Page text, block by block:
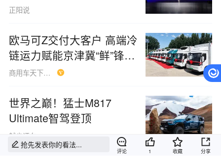
抢先发表你的看法...
评论 1 收藏 分享
正阳说
欧马可Z交付大客户 高端冷
链运力赋能京津冀“鲜”锋物
流
商用车天下Syc
世界之巅！猛士M817
Ultimate智驾登顶
越尘评车